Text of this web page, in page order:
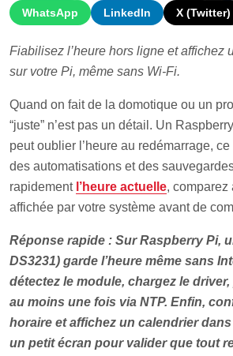
WhatsApp
LinkedIn X (Twitter)
Fiabilisez l’heure hors ligne et affichez
sur votre Pi, même sans Wi-Fi.
Quand on fait de la domotique ou un
“juste” n’est pas un détail. Un
peut oublier l’heure au redémarrage,
des automatisations et des
rapidement l’heure actuelle, comparez
affichée par votre système avant de
Réponse rapide : Sur Raspberry Pi,
DS3231) garde l’heure même sans
détectez le module, chargez le
au moins une fois via NTP. Enfin,
horaire et affichez un calendrier
un petit écran pour valider que tout